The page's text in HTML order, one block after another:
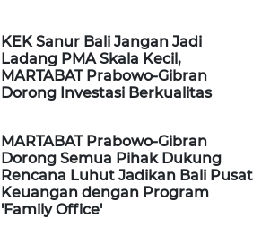
KEK Sanur Bali Jangan Jadi
Ladang PMA Skala Kecil,
MARTABAT Prabowo-Gibran
Dorong Investasi Berkualitas
MARTABAT Prabowo-Gibran
Dorong Semua Pihak Dukung
Rencana Luhut Jadikan Bali Pusat
Keuangan dengan Program
'Family Office'